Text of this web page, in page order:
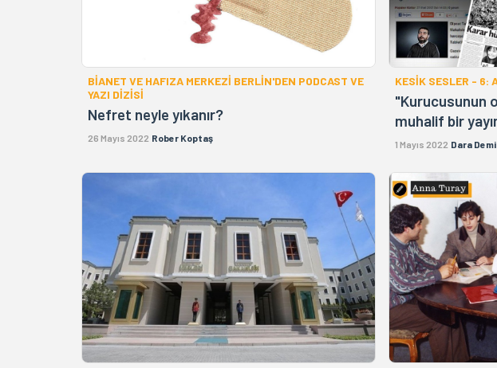
BİANET VE HAFIZA MERKEZİ BERLİN'DEN PODCAST VE
YAZI DİZİSİ
Nefret neyle yıkanır?
26 Mayıs 2022 Rober Koptaş
KESİK SESLER - 6:
"Kurucusunun
muhalif bir
1 Mayıs 2022 Dara